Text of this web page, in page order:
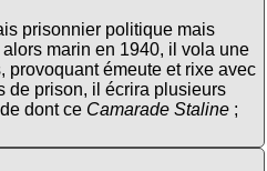
prisonnier politique mais
marin en 1940, il vola une
provoquant émeute et rixe avec
de prison, il écrira plusieurs
dont ce Camarade Staline;